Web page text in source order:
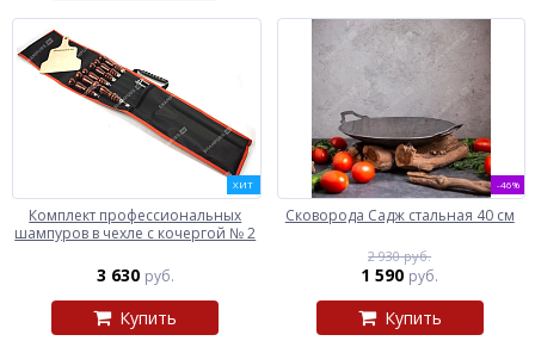
ХИТ
Комплект профессиональных
шампуров в чехле с кочергой № 2
3 630 руб.
Купить
-46%
Сковорода Садж стальная 40 см
2 930 руб.
1 590 руб.
Купить